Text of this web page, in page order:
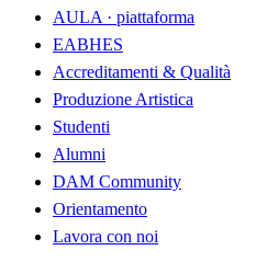
AULA · piattaforma
EABHES
Accreditamenti & Qualità
Produzione Artistica
Studenti
Alumni
DAM Community
Orientamento
Lavora con noi